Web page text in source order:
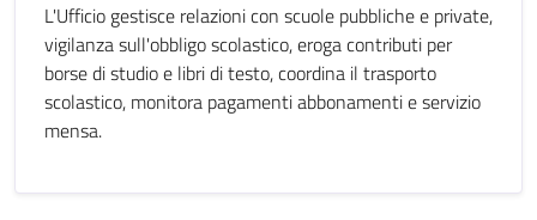
L'Ufficio gestisce relazioni con scuole pubbliche e private,
vigilanza sull'obbligo scolastico, eroga contributi per
borse di studio e libri di testo, coordina il trasporto
scolastico, monitora pagamenti abbonamenti e servizio
mensa.